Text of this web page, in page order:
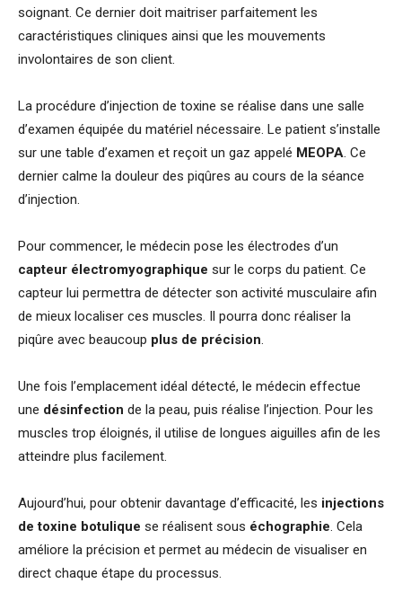
soignant. Ce dernier doit maitriser parfaitement les
caractéristiques cliniques ainsi que les mouvements
involontaires de son client.
La procédure d’injection de toxine se réalise dans une salle
d’examen équipée du matériel nécessaire. Le patient s’installe
sur une table d’examen et reçoit un gaz appelé MEOPA. Ce
dernier calme la douleur des piqûres au cours de la séance
d’injection.
Pour commencer, le médecin pose les électrodes d’un
capteur électromyographique sur le corps du patient. Ce
capteur lui permettra de détecter son activité musculaire afin
de mieux localiser ces muscles. Il pourra donc réaliser la
piqûre avec beaucoup plus de précision.
Une fois l’emplacement idéal détecté, le médecin effectue
une désinfection de la peau, puis réalise l’injection. Pour les
muscles trop éloignés, il utilise de longues aiguilles afin de les
atteindre plus facilement.
Aujourd’hui, pour obtenir davantage d’efficacité, les injections
de toxine botulique se réalisent sous échographie. Cela
améliore la précision et permet au médecin de visualiser en
direct chaque étape du processus.